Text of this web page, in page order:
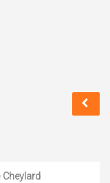
Cheylard